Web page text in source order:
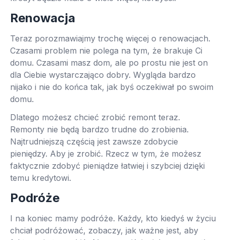
Renowacja
Teraz porozmawiajmy trochę więcej o renowacjach.
Czasami problem nie polega na tym, że brakuje Ci
domu. Czasami masz dom, ale po prostu nie jest on
dla Ciebie wystarczająco dobry. Wygląda bardzo
nijako i nie do końca tak, jak byś oczekiwał po swoim
domu.
Dlatego możesz chcieć zrobić remont teraz.
Remonty nie będą bardzo trudne do zrobienia.
Najtrudniejszą częścią jest zawsze zdobycie
pieniędzy. Aby je zrobić. Rzecz w tym, że możesz
faktycznie zdobyć pieniądze łatwiej i szybciej dzięki
temu kredytowi.
Podróże
I na koniec mamy podróże. Każdy, kto kiedyś w życiu
chciał podróżować, zobaczy, jak ważne jest, aby